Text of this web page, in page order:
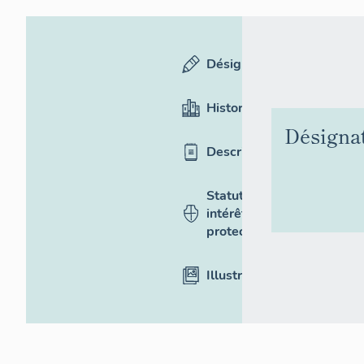
Désignation
Historique
Description
Statut,
intérêt et
protection
Illustrations